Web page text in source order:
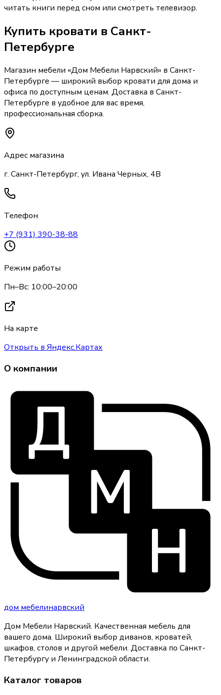
читать книги перед сном или смотреть телевизор.
Купить кровати в Санкт-
Петербурге
Магазин мебели «Дом Мебели Нарвский» в Санкт-
Петербурге — широкий выбор кровати для дома и
офиса по доступным ценам. Доставка в Санкт-
Петербурге в удобное для вас время,
профессиональная сборка.
Адрес магазина
г. Санкт-Петербург, ул. Ивана Черных, 4В
Телефон
+7 (931) 390-38-88
Режим работы
Пн–Вс: 10:00–20:00
На карте
Открыть в Яндекс.Картах
О компании
дом мебелинарвский
Дом Мебели Нарвский. Качественная мебель для
вашего дома. Широкий выбор диванов, кроватей,
шкафов, столов и другой мебели. Доставка по Санкт-
Петербургу и Ленинградской области.
Каталог товаров